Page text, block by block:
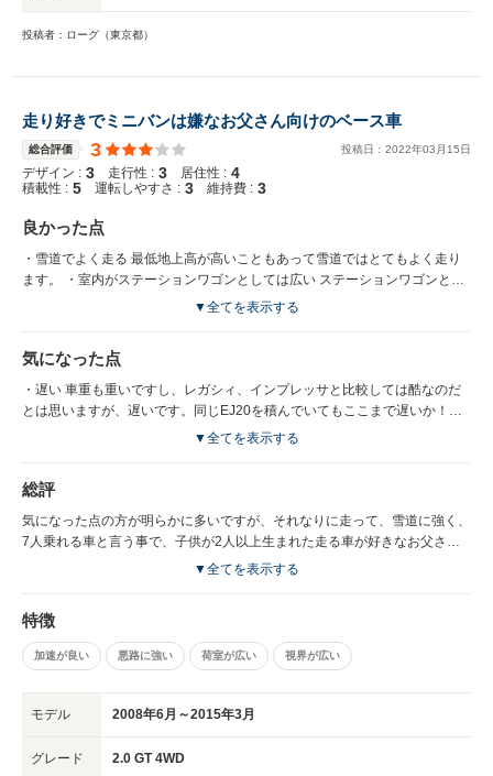
投稿者：ローグ（東京都）
走り好きでミニバンは嫌なお父さん向けのベース車
総合評価 3 投稿日： 2022年03 月 15日
デザイン : 3 走行性 : 3 居住性 : 4
積載性 : 5 運転しやすさ : 3 維持費 : 3
良かった点
・雪道でよく走る 最低地上高が高いこともあって雪道ではとてもよく走り
ます。 ・室内がステーションワゴンとしては広い ステーションワゴンとし
て見れば、高い天井とレガシィよりも広められた全幅により広く感じます。
ればそこそこ速い。（スバルのステーションワゴンとしてはかなり遅い）
前車がBH5 GT-B（3代目レガシィのワゴン）だった為、それと比較してし
まうととてもかったるいクルマです。ネットでよく見られる「速い」と言う
ばそこそこ速いのでしょうね。
▼全てを表示する
気になった点
・遅い 車重も重いですし、レガシィ、インプレッサと比較しては酷なのだ
とは思いますが、遅いです。同じEJ20を積んでいてもここまで遅いか！と
思わずにはいられません。特に4000回転以上では回っているだけです。低
ショボい 「さすがスバル」「しっかりしている」との評価がよく見られま
すが、そう言ったポジティブな感想は持てませんでした。SPEC.Bであれば
ビルシュタインのショックのおかげでしっかりした足周りなると思います。
しいのですが、減衰力が足りない印象です。走行24,000kmの車両なのでそ
こまで劣化していないはずだと思うのですが・・・。 ・ブレーキがコント
ロールしにくい 絶対的な効きも足りないと感じますが、ブレーキを踏んで
からのコントロール性が悪いです。特に踏み始めから実際に効き出すまでタ
ッチがあいまいな領域があり、しかもそれが変化します。あるアフターパー
乏しさがあり、直進の最中にも微妙な補正舵を当てないといけないのが非常
ア周りのシャーシを補強するパーツでかなり改善しました。 またシャーシ
▼全てを表示する
総評
気になった点の方が明らかに多いですが、それなりに走って、雪道に強く、
7人乗れる車と言う事で、子供が2人以上生まれた走る車が好きなお父さ
ん、ミニバンは嫌なお父さんには選択肢としてアリだと思います。幸いなこ
リーカーになるように仕立てて行こうと思っています。
▼全てを表示する
特徴
加速が良い 悪路に強い 荷室が広い 視界が広い
モデル 2008年6月～2015年3月
グレード 2.0 GT 4WD